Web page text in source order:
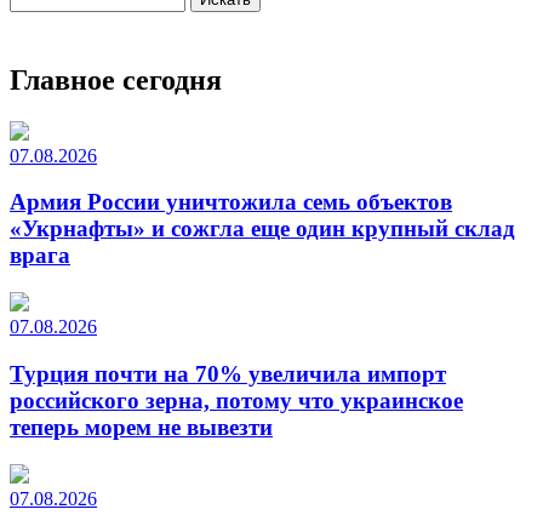
Главное сегодня
07.08.2026
Армия России уничтожила семь объектов
«Укрнафты» и сожгла еще один крупный склад
врага
07.08.2026
Турция почти на 70% увеличила импорт
российского зерна, потому что украинское
теперь морем не вывезти
07.08.2026